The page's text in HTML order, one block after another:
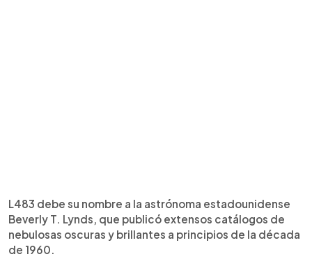
L483 debe su nombre a la astrónoma estadounidense
Beverly T. Lynds, que publicó extensos catálogos de
nebulosas oscuras y brillantes a principios de la década
de 1960.